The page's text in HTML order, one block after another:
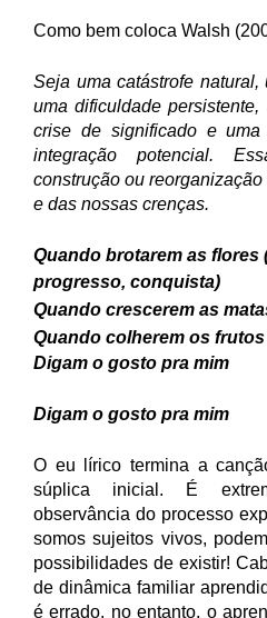
Como bem coloca Walsh
Seja uma catástrofe
uma dificuldade
crise de significado e uma
integração potencial.
construção ou
e das nossas crenças.
Quando brotarem as flores
progresso, conquista)
Quando crescerem as
Quando colherem os frutos
Digam o gosto pra mim
Digam o gosto pra mim
O eu lírico termina a
súplica inicial. É
observância do processo
somos sujeitos vivos,
possibilidades de existir!
de dinâmica familiar
é errado, no entanto, o